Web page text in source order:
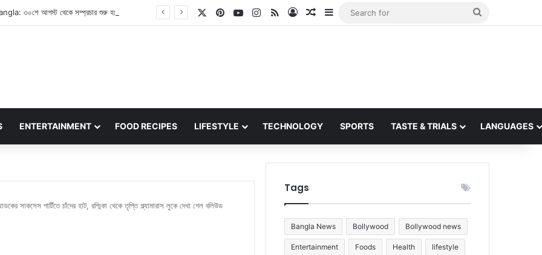
PinterestYouTubeInstagram
RSS Log InRandom Article
Sidebar
ENTERTAINMENT FOOD RECIPES LIFESTYLE TECHNOLOGY SPORTS TASTE & TRIALS LANGUAGES
পার্টিতে চাঁদের হাট, রশ্মিকা থেকে তৃপ্তি গ্ল্যামারাস লুকে দেখা গেল বলিউড
Tags
Bangla News Bollywood Bollywood news
Entertainment Foods Health lifestyle